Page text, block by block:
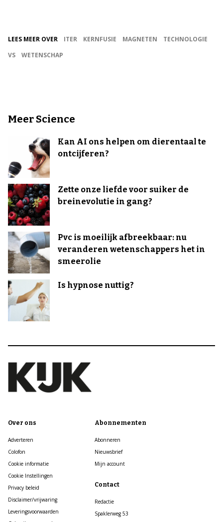
LEES MEER OVER ITER KERNFUSIE MAGNETEN
TECHNOLOGIE
VS
WETENSCHAP
Meer Science
Kan AI ons helpen om dierentaal te
ontcijferen?
Zette onze liefde voor suiker de
breinevolutie in gang?
Pvc is moeilijk afbreekbaar: nu
veranderen wetenschappers het in
smeerolie
Is hypnose nuttig?
Over ons
Adverteren
Colofon
Cookie informatie
Cookie Instellingen
Privacy beleid
Disclaimer/vrijwaring
Leveringsvoorwaarden
Abonnementen
Abonneren
Nieuwsbrief
Mijn account
Contact
Redactie
Spaklerweg 53